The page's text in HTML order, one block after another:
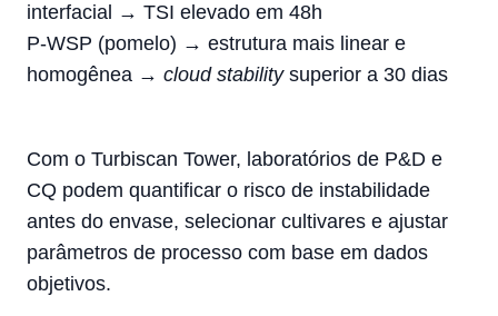
interfacial → TSI elevado em 48h
P-WSP (pomelo) → estrutura mais linear e
homogênea → cloud stabilitysuperior a 30 dias
Com o Turbiscan Tower, laboratórios de P&D e
CQ podem quantificar o risco de instabilidade
antes do envase, selecionar cultivares e ajustar
parâmetros de processo com base em dados
objetivos.